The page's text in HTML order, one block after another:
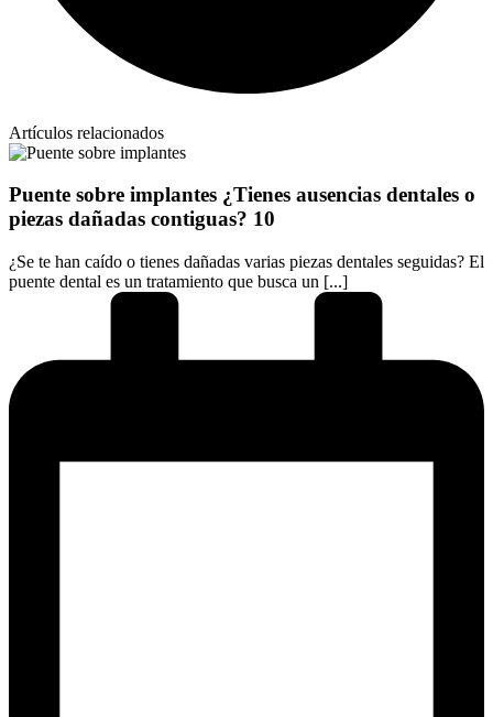
Artículos relacionados
Puente sobre implantes ¿Tienes ausencias dentales o
piezas dañadas contiguas? 10
¿Se te han caído o tienes dañadas varias piezas dentales seguidas? El
puente dental es un tratamiento que busca un [...]